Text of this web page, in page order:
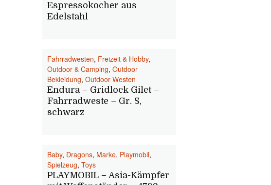
Espressokocher aus
Edelstahl
Fahrradwesten, Freizeit & Hobby,
Outdoor & Camping, Outdoor
Bekleidung, Outdoor Westen
Endura – Gridlock Gilet –
Fahrradweste – Gr. S,
schwarz
Baby, Dragons, Marke, Playmobil,
Spielzeug, Toys
PLAYMOBIL – Asia-Kämpfer